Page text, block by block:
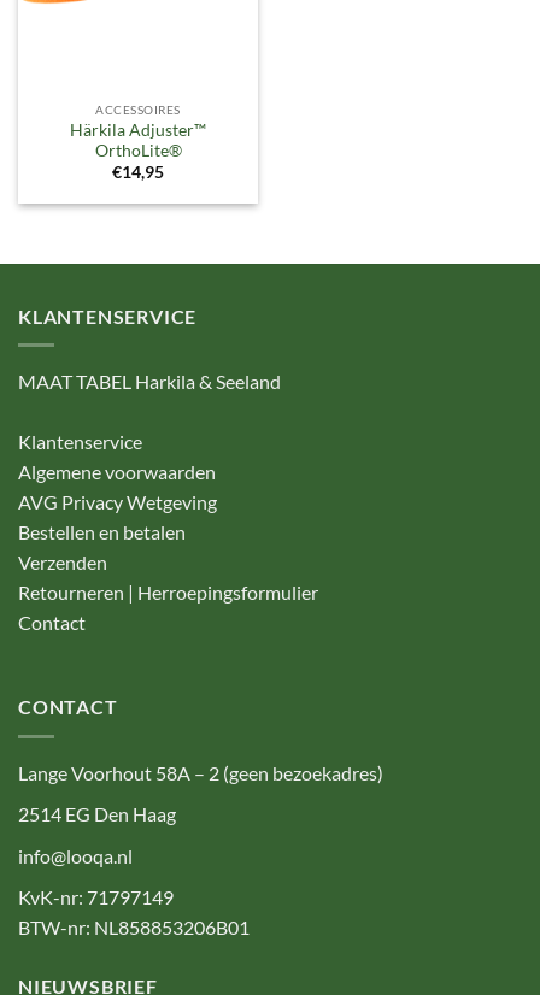
ACCESSOIRES
Härkila Adjuster™
OrthoLite®
€14,95
KLANTENSERVICE
MAAT TABEL Harkila & Seeland
Klantenservice
Algemene voorwaarden
AVG Privacy Wetgeving
Bestellen en betalen
Verzenden
Retourneren | Herroepingsformulier
Contact
CONTACT
Lange Voorhout 58A – 2 (geen bezoekadres)
2514 EG Den Haag
info@looqa.nl
KvK-nr: 71797149
BTW-nr: NL858853206B01
NIEUWSBRIEF